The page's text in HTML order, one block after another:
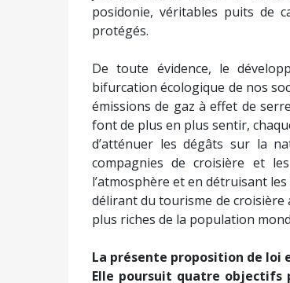
bras droit du président de la
l’essentiel de son chiffre d’affaires
les études souvent réalisées
concurrence entre les ports
conduisant ainsi à un
pas lors des escales et tous
sur fréquentation induite dans
visiter ces destinations.
À ce tourisme de masse des
méga-yachts, également à
d’énergies fossiles à laquelle
La France est une des